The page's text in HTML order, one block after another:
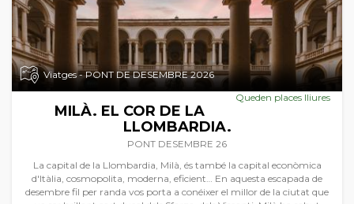
Viatges - PONT DE DESEMBRE 2026
Queden places lliures
MILÀ. EL COR DE LA
LLOMBARDIA.
PONT DESEMBRE 26
La capital de la Llombardia, Milà, és també la capital econòmica
d'Itàlia, cosmopolita, moderna, eficient… En aquesta escapada de
desembre fil per randa vos porta a conéixer el millor de la ciutat que